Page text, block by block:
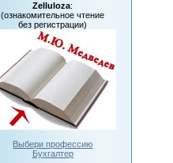
Zelluloza:
(ознакомительное чтение
без регистрации)
Выбери профессию
Бухгалтер